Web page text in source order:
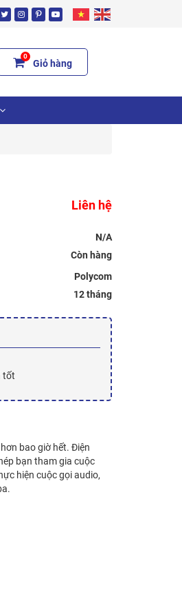
0
Giỏ hàng
Liên hệ
N/A
Polycom
12 tháng
tốt
bao giờ hết. Điện
bạn tham gia cuộc
hiện cuộc gọi audio,